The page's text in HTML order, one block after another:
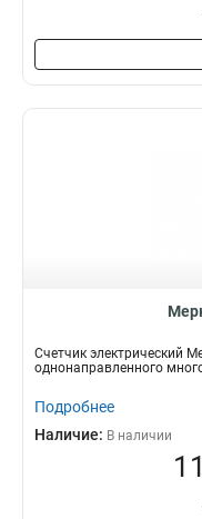
Счетчик электрический
однонаправленного
Подробнее
Наличие: В наличии